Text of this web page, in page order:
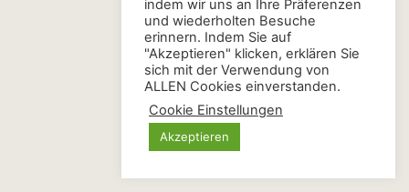
indem wir uns an Ihre Präferenzen
und wiederholten Besuche
erinnern. Indem Sie auf
"Akzeptieren" klicken, erklären Sie
sich mit der Verwendung von
ALLEN Cookies einverstanden.
Cookie Einstellungen
Akzeptieren